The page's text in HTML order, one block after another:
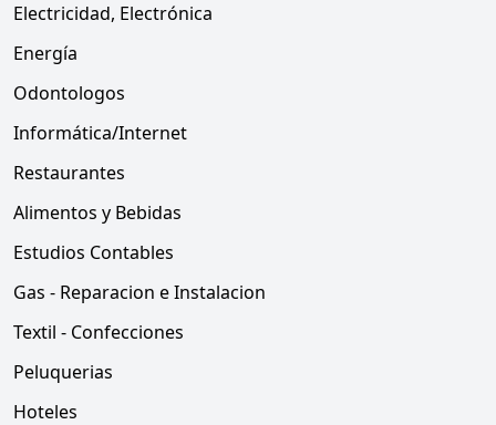
Electricidad, Electrónica
Energía
Odontologos
Informática/Internet
Restaurantes
Alimentos y Bebidas
Estudios Contables
Gas - Reparacion e Instalacion
Textil - Confecciones
Peluquerias
Hoteles